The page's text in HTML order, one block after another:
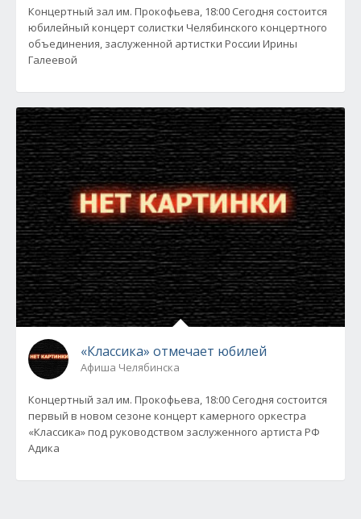
Концертный зал им. Прокофьева, 18:00 Сегодня состоится
юбилейный концерт солистки Челябинского концертного
объединения, заслуженной артистки России Ирины
Галеевой
«Классика» отмечает юбилей
Афиша Челябинска
Концертный зал им. Прокофьева, 18:00 Сегодня состоится
первый в новом сезоне концерт камерного оркестра
«Классика» под руководством заслуженного артиста РФ
Адика